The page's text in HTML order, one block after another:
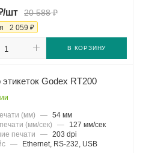
/шт 20 588₽
2 059 ₽
В КОРЗИНУ
Godex RT200
(мм) — 54 мм
(мм/сек)
—
127 мм/сек
печати
— 203 dpi
— Ethernet, RS-232, USB